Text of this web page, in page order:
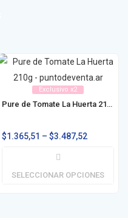
Exclusivo x2
Pure de Tomate La Huerta 210g / 530g / 1030g
$1.365,51 – $3.487,52
SELECCIONAR OPCIONES